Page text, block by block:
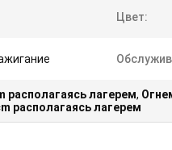
Цвет:
располагаясь лагерем,
располагаясь лагерем